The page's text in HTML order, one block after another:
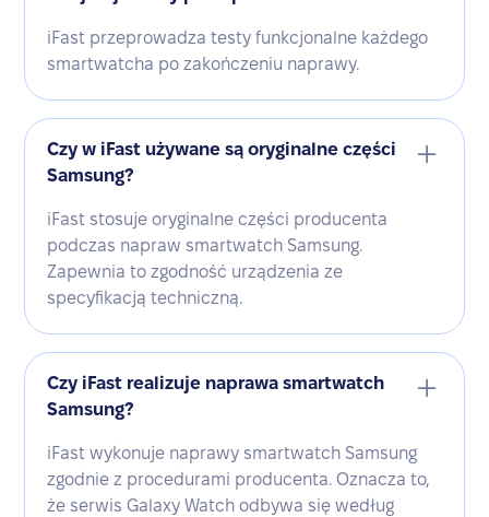
iFast przeprowadza testy funkcjonalne każdego
smartwatcha po zakończeniu naprawy.
Czy w iFast używane są oryginalne części
Samsung?
iFast stosuje oryginalne części producenta
podczas napraw smartwatch Samsung.
Zapewnia to zgodność urządzenia ze
specyfikacją techniczną.
Czy iFast realizuje naprawa smartwatch
Samsung?
iFast wykonuje naprawy smartwatch Samsung
zgodnie z procedurami producenta. Oznacza to,
że serwis Galaxy Watch odbywa się według